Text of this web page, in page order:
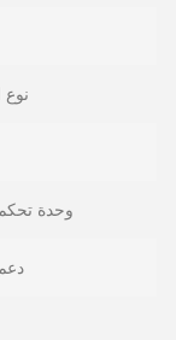
نوع
وحدة تحكم RAID:
دعم RAID: